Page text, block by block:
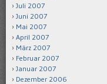
Juli 2007
Juni 2007
Mai 2007
April 2007
März 2007
Februar 2007
Januar 2007
Dezember 2006